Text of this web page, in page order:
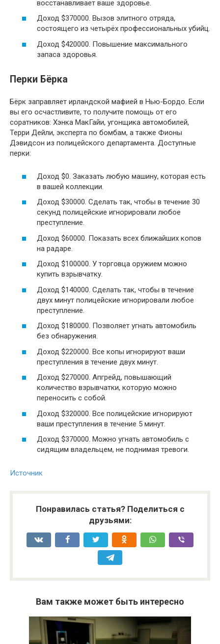
восстанавливает ваше здоровье.
Доход $370000. Вызов элитного отряда,
состоящего из четырёх профессиональных убийц.
Доход $420000. Повышение максимального
запаса здоровья.
Перки Бёрка
Бёрк заправляет ирландской мафией в Нью-Бордо. Если
вы его осчастливите, то получите помощь от его
соратников: Хэнка МакГайи, угонщика автомобилей,
Терри Дейли, эксперта по бомбам, а также Фионы
Дэвидсон из полицейского департамента. Доступные
перки:
Доход $0. Заказать любую машину, которая есть
в вашей коллекции.
Доход $30000. Сделать так, чтобы в течение 30
секунд полицейские игнорировали любое
преступление.
Доход $60000. Показать всех ближайших копов
на радаре.
Доход $100000. У торговца оружием можно
купить взрывчатку.
Доход $140000. Сделать так, чтобы в течение
двух минут полицейские игнорировали любое
преступление.
Доход $180000. Позволяет угнать автомобиль
без обнаружения.
Доход $220000. Все копы игнорируют ваши
преступления в течение двух минут.
Доход $270000. Апгрейд, повышающий
количество взрывчатки, которую можно
переносить с собой.
Доход $320000. Все полицейские игнорируют
ваши преступления в течение 5 минут.
Доход $370000. Можно угнать автомобиль с
сидящим владельцем, не поднимая тревоги.
Источник
Понравилась статья? Поделиться с
друзьями:
Вам также может быть интересно